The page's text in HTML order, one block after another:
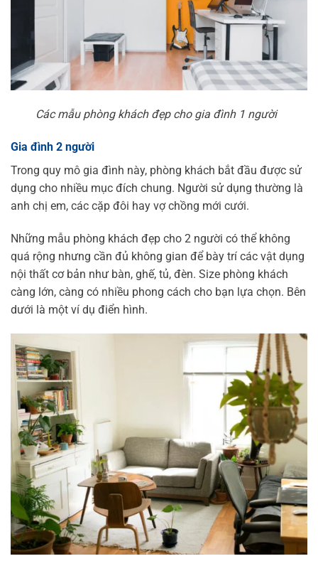
Các mẫu phòng khách đẹp cho gia đình 1 người
Gia đình 2 người
Trong quy mô gia đình này, phòng khách bắt đầu được sử
dụng cho nhiều mục đích chung. Người sử dụng thường là
anh chị em, các cặp đôi hay vợ chồng mới cưới.
Những mẫu phòng khách đẹp cho 2 người có thể không
quá rộng nhưng cần đủ không gian để bày trí các vật dụng
nội thất cơ bản như bàn, ghế, tủ, đèn. Size phòng khách
càng lớn, càng có nhiều phong cách cho bạn lựa chọn. Bên
dưới là một ví dụ điển hình.